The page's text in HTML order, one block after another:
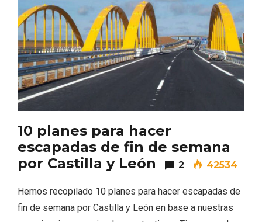
10 planes para hacer
escapadas de fin de semana
por Castilla y León
2 42534
Hemos recopilado 10 planes para hacer escapadas de
fin de semana por Castilla y León en base a nuestras
Noche de Terror en las Bodegas de
Moradillo de Roa